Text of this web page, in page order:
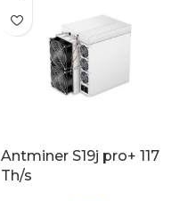
Antminer S19j pro+ 117
Th/s